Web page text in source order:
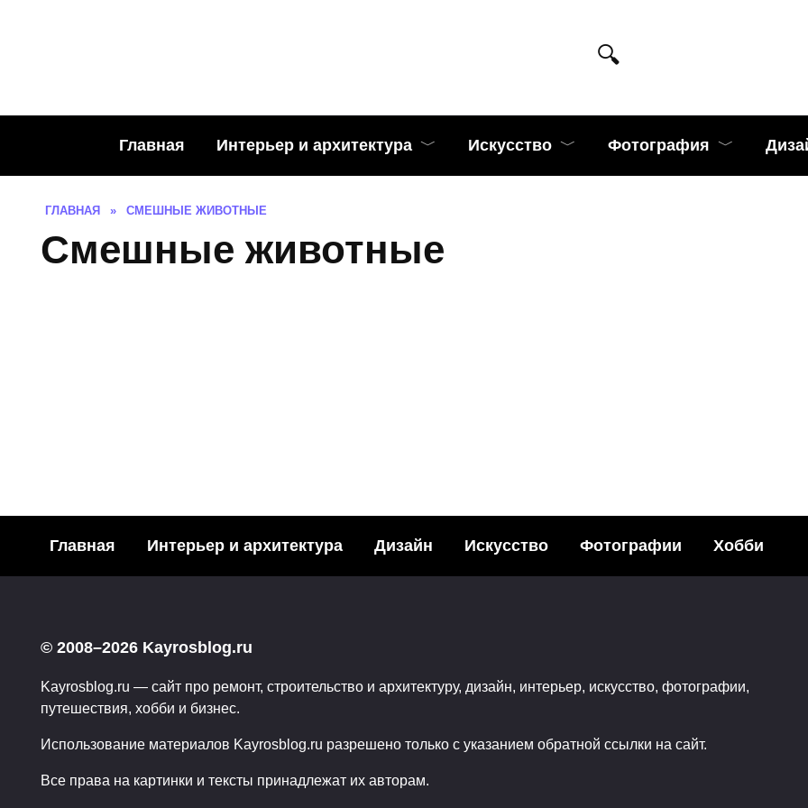
Главная Интерьер и архитектура Искусство Фотография
ГЛАВНАЯ » СМЕШНЫЕ ЖИВОТНЫЕ
Смешные животные
Эти смешные животные — апрельская
549 06.04.2012
Главная Интерьер и архитектура Дизайн Искусство Фотографии Хобби
© 2008–2026 Kayrosblog.ru
Kayrosblog.ru — сайт про ремонт, строительство и архитектуру, дизайн, интерьер, искусство, фотографии,
путешествия, хобби и бизнес.
Использование материалов Kayrosblog.ru разрешено только с указанием обратной ссылки на сайт.
Все права на картинки и тексты принадлежат их авторам.